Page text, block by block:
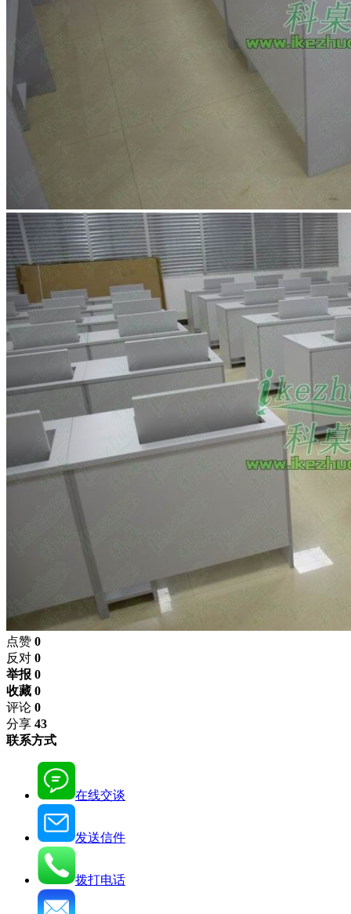
点赞 0
反对 0
举报 0
收藏 0
评论 0
分享 43
联系方式
在线交谈
发送信件
拨打电话